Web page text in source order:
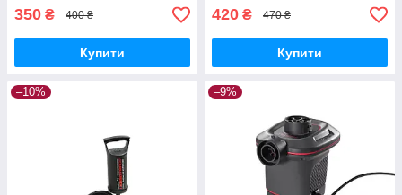
350 ₴ 400 ₴
Купити
420 ₴ 470 ₴
Купити
–10% –9%